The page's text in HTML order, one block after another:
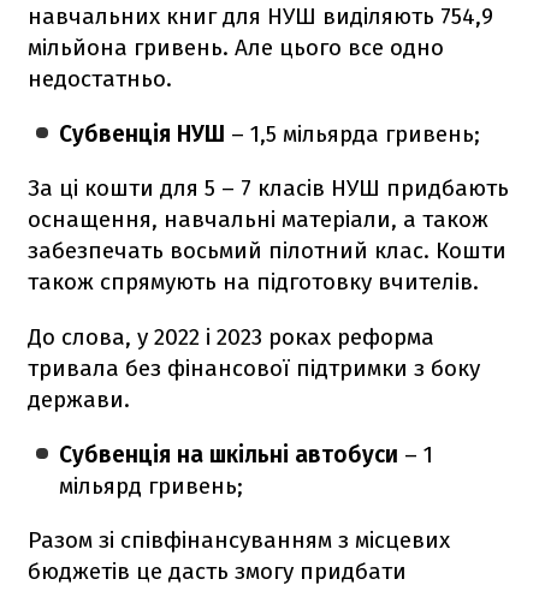
навчальних книг для НУШ виділяють 754,9
мільйона гривень. Але цього все одно
недостатньо.
Субвенція НУШ – 1,5 мільярда гривень;
За ці кошти для 5 – 7 класів НУШ придбають
оснащення, навчальні матеріали, а також
забезпечать восьмий пілотний клас. Кошти
також спрямують на підготовку вчителів.
До слова, у 2022 і 2023 роках реформа
тривала без фінансової підтримки з боку
держави.
Субвенція на шкільні автобуси – 1
мільярд гривень;
Разом зі співфінансуванням з місцевих
бюджетів це дасть змогу придбати